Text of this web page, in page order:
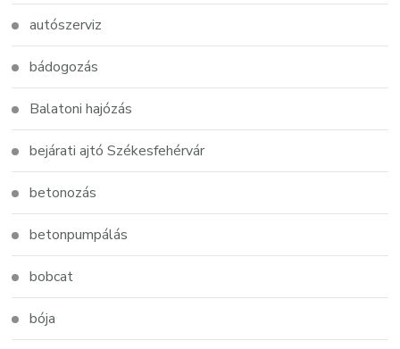
autószerviz
bádogozás
Balatoni hajózás
bejárati ajtó Székesfehérvár
betonozás
betonpumpálás
bobcat
bója